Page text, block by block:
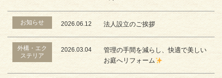
お知らせ 2026.06.12 法人設立のご挨拶
外構・エク
ステリア
2026.03.04
管理の手間を減らし、快適で美しい
お庭へリフォーム